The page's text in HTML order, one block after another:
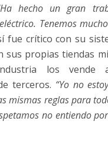
hecho un gran
Tenemos
fue crítico con su
sus propias tiendas
los vende
terceros. “Yo no
mismas reglas para
no entiendo